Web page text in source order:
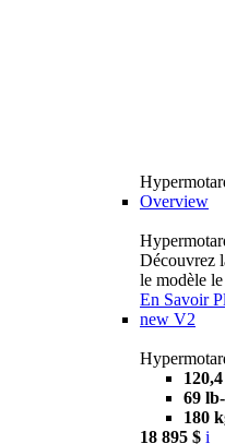
Overview
Découvrez
le modèle
En Savoir
new V2
69
180
18 895 $ i